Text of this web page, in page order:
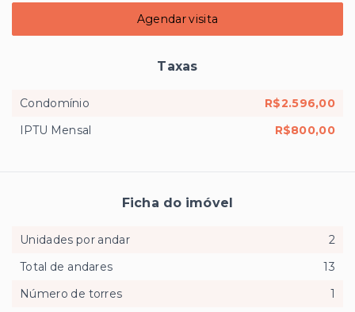
Agendar visita
Taxas
Condomínio
R$2.596,00
IPTU Mensal
R$800,00
Ficha do imóvel
Unidades por andar
2
Total de andares
13
Número de torres
1